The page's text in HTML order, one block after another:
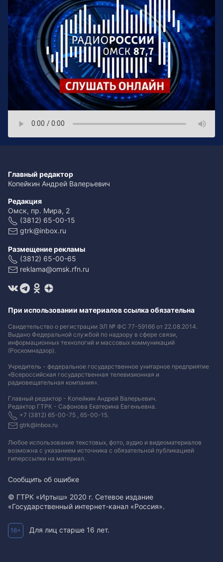
Главный редактор
Копейкин Андрей Валерьевич
Редакция
Омск, пр. Мира, 2
(3812) 65-00-15
gtrk@inbox.ru
Размещение рекламы
(3812) 65-00-65
reklama@omsk.rfn.ru
При использовании материалов ссылка обязательна
Свидетельство о регистрации ЭЛ № ФС 77-59166 от 22.08.2014.
Выдано Федеральной службой по надзору в сфере связи,
информационных технологий и массовых коммуникаций
(Роскомнадзор).
Учредитель - федеральное государственное унитарное предприятие
«Всероссийская государственная телевизионная и
радиовещательная компания».
Главный редактор - Копейкин Андрей Валерьевич.
Редактор ГТРК - Сафонова Екатерина Евгеньевна.
+7 (3812) 65-00-75 , 65-00-15.
gtrk@inbox.ru
Любое использование текстовых, фото, аудио и видеоматериалов
возможна с указанием источника с обязательной публикацией
гиперссылки на материал.
Сообщить об ошибке
© ГТРК «Иртыш» 2020 г. Сетевое издание
«Государственный интернет-канал «Россия».
16+ Для лиц старше 16 лет.